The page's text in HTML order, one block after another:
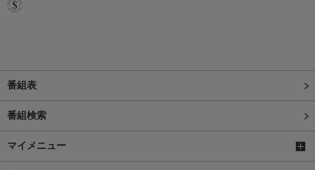
番組表
番組検索
マイメニュー